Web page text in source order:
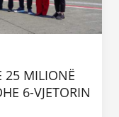
25 MILIONË
6-VJETORIN